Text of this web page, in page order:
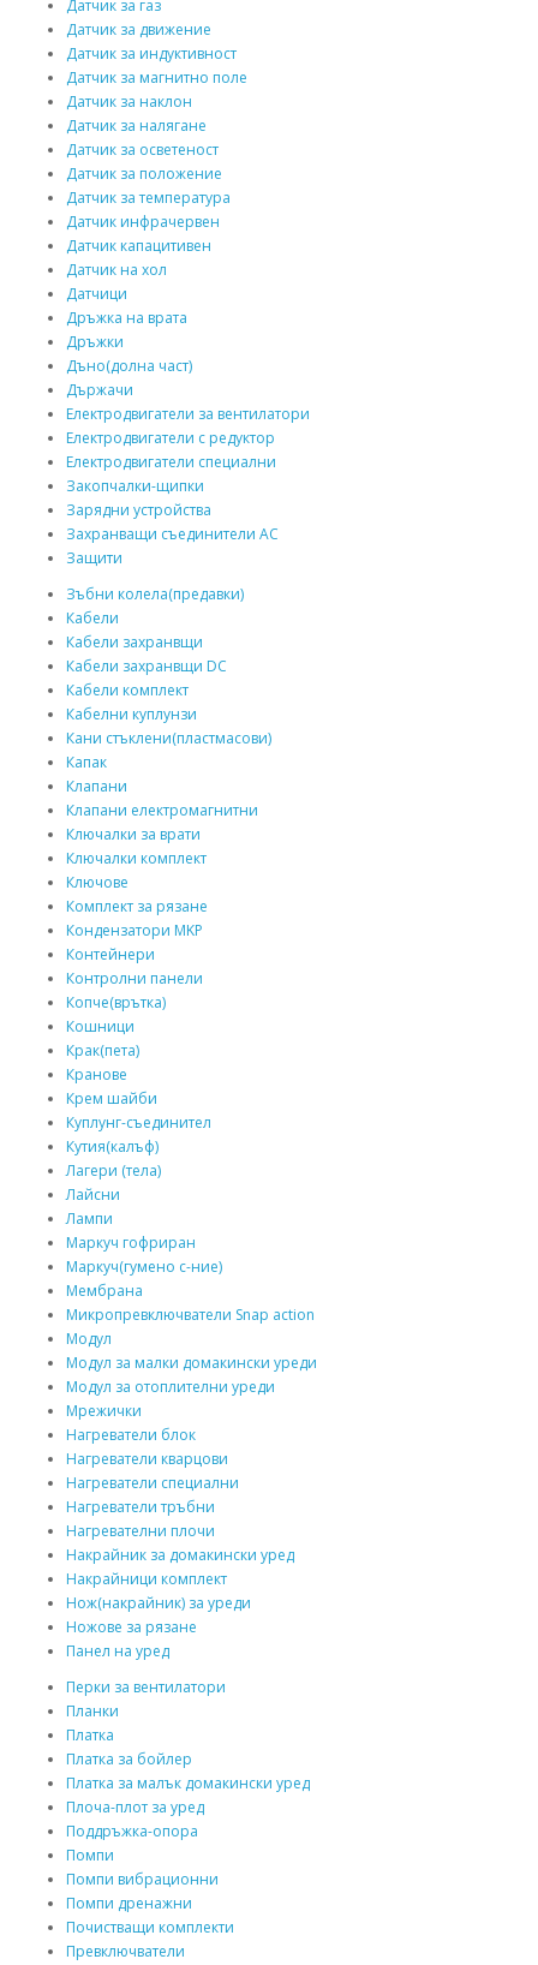
Датчик за газ
Датчик за движение
Датчик за индуктивност
Датчик за магнитно поле
Датчик за наклон
Датчик за налягане
Датчик за осветеност
Датчик за положение
Датчик за температура
Датчик инфрачервен
Датчик капацитивен
Датчик на хол
Датчици
Дръжка на врата
Дръжки
Дъно(долна част)
Държачи
Електродвигатели за вентилатори
Електродвигатели с редуктор
Електродвигатели специални
Закопчалки-щипки
Зарядни устройства
Захранващи съединители AC
Защити
Зъбни колела(предавки)
Кабели
Кабели захранвщи
Кабели захранвщи DC
Кабели комплект
Кабелни куплунзи
Кани стъклени(пластмасови)
Капак
Клапани
Клапани електромагнитни
Ключалки за врати
Ключалки комплект
Ключове
Комплект за рязане
Кондензатори MKP
Контейнери
Контролни панели
Копче(врътка)
Кошници
Крак(пета)
Кранове
Крем шайби
Куплунг-съединител
Кутия(калъф)
Лагери (тела)
Лайсни
Лампи
Маркуч гофриран
Маркуч(гумено с-ние)
Мембрана
Микропревключватели Snap action
Модул
Модул за малки домакински уреди
Модул за отоплителни уреди
Мрежички
Нагреватели блок
Нагреватели кварцови
Нагреватели специални
Нагреватели тръбни
Нагревателни плочи
Накрайник за домакински уред
Накрайници комплект
Нож(накрайник) за уреди
Ножове за рязане
Панел на уред
Перки за вентилатори
Планки
Платка
Платка за бойлер
Платка за малък домакински уред
Плоча-плот за уред
Поддръжка-опора
Помпи
Помпи вибрационни
Помпи дренажни
Почистващи комплекти
Превключватели